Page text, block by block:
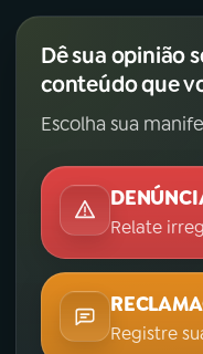
Dê sua opinião
conteúdo que
Escolha sua
Relate
Registre